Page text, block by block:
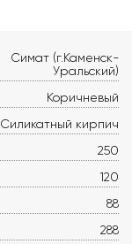
Симат (г.Каменск-
Уральский)
Коричневый
Силикатный кирпич
250
120
88
288